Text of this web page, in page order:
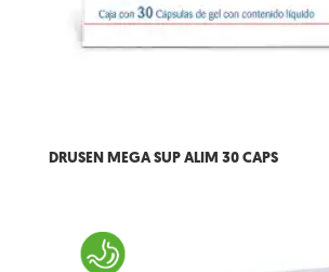
DRUSEN MEGA SUP ALIM 30 CAPS